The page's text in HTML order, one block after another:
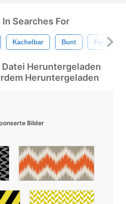
Searches For
Kachelbar Bunt Ferien
Heruntergeladen
Heruntergeladen
Bilder